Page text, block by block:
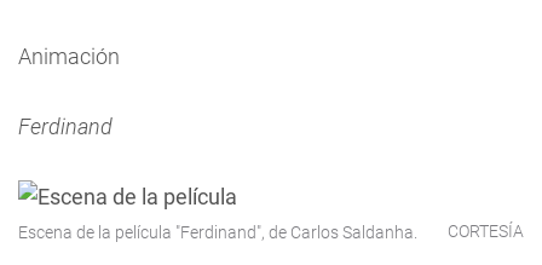
Animación
Ferdinand
Escena de la película "Ferdinand", de Carlos Saldanha. CORTESÍA